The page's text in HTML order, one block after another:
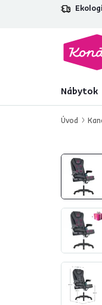
Nábytok
Úvod